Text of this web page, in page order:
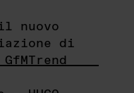
nuovo
di